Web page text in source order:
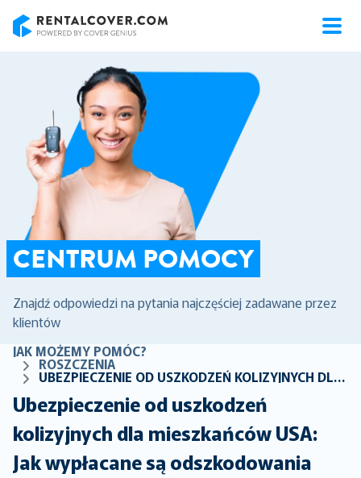
CENTRUM POMOCY
Znajdź odpowiedzi na pytania najczęściej zadawane przez
klientów
JAK MOŻEMY POMÓC?
ROSZCZENIA
UBEZPIECZENIE OD USZKODZEŃ KOLIZYJNYCH DLA MIESZKAŃCÓW USA: JAK WYPŁACANE SĄ ODSZKODOWANIA
Ubezpieczenie od uszkodzeń
kolizyjnych dla mieszkańców USA:
Jak wypłacane są odszkodowania